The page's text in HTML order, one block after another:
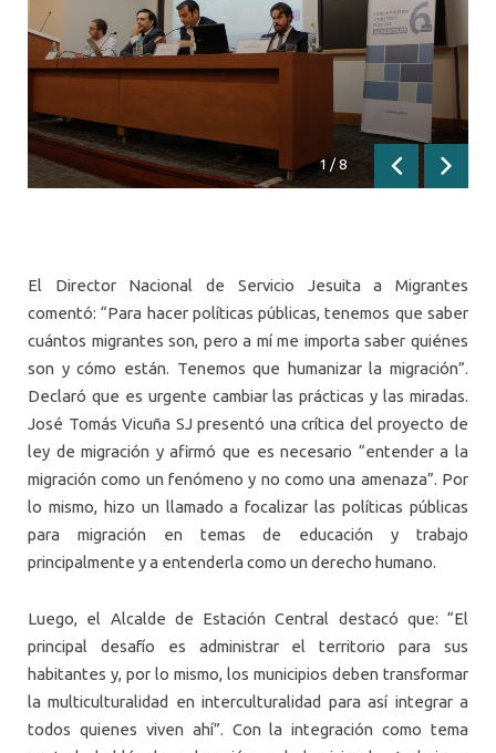
1 /8
Anterior
El Director Nacional de Servicio Jesuita a Migrantes
comentó: “Para hacer políticas públicas, tenemos que saber
cuántos migrantes son, pero a mí me importa saber quiénes
son y cómo están. Tenemos que humanizar la migración”.
Declaró que es urgente cambiar las prácticas y las miradas.
José Tomás Vicuña SJ presentó una crítica del proyecto de
ley de migración y afirmó que es necesario “entender a la
migración como un fenómeno y no como una amenaza”. Por
lo mismo, hizo un llamado a focalizar las políticas públicas
para migración en temas de educación y trabajo
principalmente y a entenderla como un derecho humano.
Luego, el Alcalde de Estación Central destacó que: “El
principal desafío es administrar el territorio para sus
habitantes y, por lo mismo, los municipios deben transformar
la multiculturalidad en interculturalidad para así integrar a
todos quienes viven ahí”. Con la integración como tema